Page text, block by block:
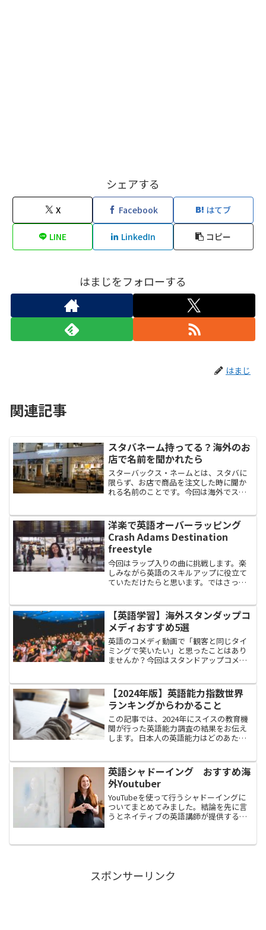
シェアする
X Facebook はてブ
LINE LinkedIn コピー
はまじをフォローする
はまじ
関連記事
スタバネーム持ってる？海外のお
店で名前を聞かれたら
スターバックス・ネームとは、スタバに
限らず、お店で商品を注文した時に聞か
れる名前のことです。今回は海外でスタ
洋楽で英語オーバーラッピング
Crash Adams Destination
freestyle
今回はラップ入りの曲に挑戦します。楽
しみながら英語のスキルアップに役立て
ていただけたらと思います。ではさっそ
Freestyle」Crash Adams が...
【英語学習】海外スタンダップコ
メディおすすめ5選
英語のコメディ動画で「観客と同じタイ
ミングで笑いたい」と思ったことはあり
ませんか？今回はスタンドアップコメデ
解説してもらえるプロンプト付き。ぜひ
楽しんでください。
【2024年版】英語能力指数世界
ランキングからわかること
この記事では、2024年にスイスの教育機
関が行った英語能力調査の結果をお伝え
します。日本人の英語能力はどのあたり
なのか 自分の英語能力の測定結果を
どう活用するか知りた...
英語シャドーイング おすすめ海
外Youtuber
YouTubeを使って行うシャドーイングに
ついてまとめてみました。結論を先に言
うとネイティブの英語講師が提供するレ
ナダで小学校の教師を...
スポンサーリンク